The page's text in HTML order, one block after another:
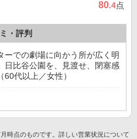
80.4点
・評判
ーでの劇場に向かう所が広く明
日比谷公園を、見渡せ、閉塞感
代以上／女性）
時点のものです。詳しい営業状況について